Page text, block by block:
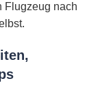
Flugzeug nach